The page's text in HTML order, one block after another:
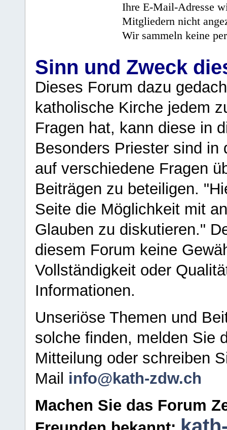
Ihre E-Mail-Adresse
Mitgliedern nicht
Wir sammeln keine
Sinn und Zweck
Dieses Forum dazu
katholische Kirche jedem
Fragen hat, kann diese in
Besonders Priester sind in
auf verschiedene Fragen
Beiträgen zu beteiligen.
Seite die Möglichkeit mit
Glauben zu diskutieren."
diesem Forum keine
Vollständigkeit oder
Informationen.
Unseriöse Themen und
solche finden, melden Sie
Mitteilung oder schreiben
Mail info@kath-zdw.ch
Machen Sie das Forum